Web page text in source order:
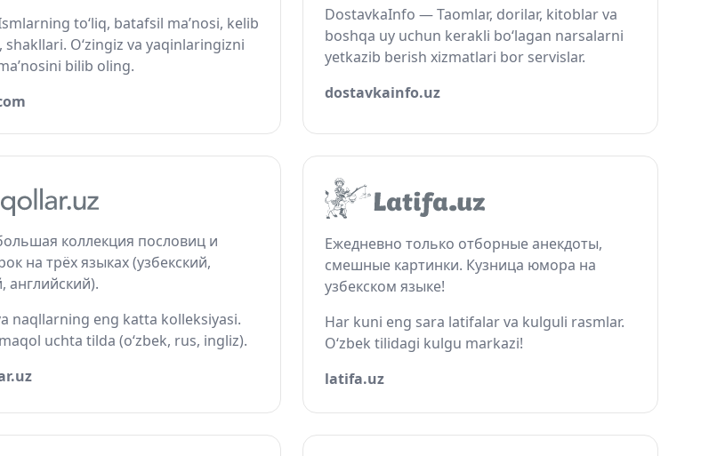
to‘liq, batafsil ma’nosi, kelib
shakllari. O‘zingiz va yaqinlaringizni
bilib oling.
DostavkaInfo — Taomlar, dorilar, kitoblar va
boshqa uy uchun kerakli bo‘lagan narsalarni
yetkazib berish xizmatlari bor servislar.
dostavkainfo.uz
коллекция пословиц и
на трёх языках (узбекский,
английский).
naqllarning eng katta kolleksiyasi.
uchta tilda (o‘zbek, rus, ingliz).
Ежедневно только отборные анекдоты,
смешные картинки. Кузница юмора на
узбекском языке!
Har kuni eng sara latifalar va kulguli rasmlar.
O‘zbek tilidagi kulgu markazi!
latifa.uz